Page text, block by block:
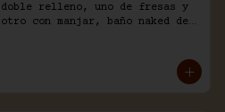
doble relleno, uno de fresas y
otro con manjar, baño naked de